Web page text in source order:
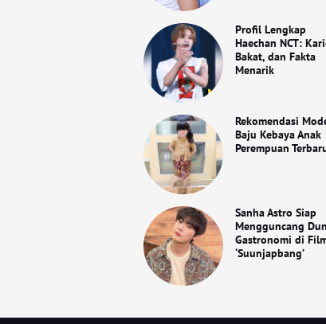
Profil Lengkap
Haechan NCT:
Bakat, dan Fakta
Menarik
Rekomendasi
Baju Kebaya Anak
Perempuan
Sanha Astro Siap
Mengguncang
Gastronomi di
‘Suunjapbang’